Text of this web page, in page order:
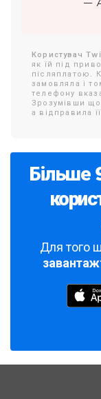
—
Користувач
як їй під
післяплатою.
замовляла і
телефону
Зрозумівши
а відправила
Більше
Для того